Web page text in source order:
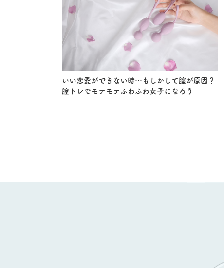
いい恋愛ができない時…もしかして膣が原因？
膣トレでモテモテふわふわ女子になろう